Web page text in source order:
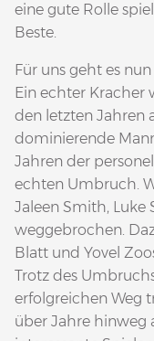
eine gute Rolle
Beste.
Für uns geht es
Ein echter Kracher
den letzten Jahren
dominierende
Jahren der
echten Umbruch.
Jaleen Smith, Luke
weggebrochen.
Blatt und Yovel
Trotz des
erfolgreichen Weg
über Jahre hinweg